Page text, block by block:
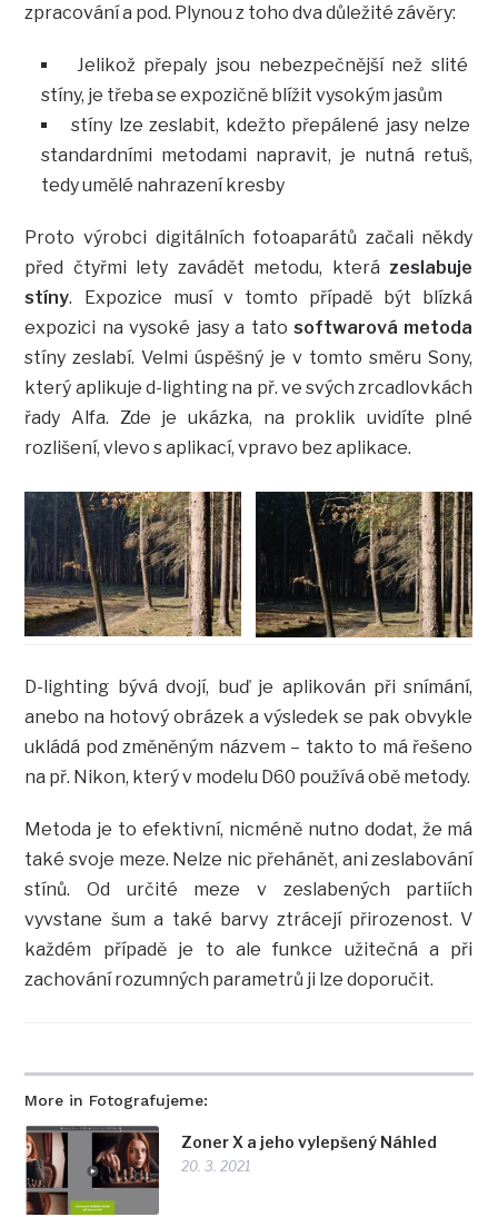
More in Fotografujeme:
Zoner X a jeho vylepšený Náhled
20. 3. 2021
zpracování a pod. Plynou z toho dva důležité závěry:
Jelikož přepaly jsou nebezpečnější než slité
stíny, je třeba se expozičně blížit vysokým jasům
stíny lze zeslabit, kdežto přepálené jasy nelze
standardními metodami napravit, je nutná retuš,
tedy umělé nahrazení kresby
Proto výrobci digitálních fotoaparátů začali někdy
před čtyřmi lety zavádět metodu, která zeslabuje
stíny. Expozice musí v tomto případě být blízká
expozici na vysoké jasy a tato softwarová metoda
stíny zeslabí. Velmi úspěšný je v tomto směru Sony,
který aplikuje d-lighting na př. ve svých zrcadlovkách
řady Alfa. Zde je ukázka, na proklik uvidíte plné
rozlišení, vlevo s aplikací, vpravo bez aplikace.
D-lighting bývá dvojí, buď je aplikován při snímání,
anebo na hotový obrázek a výsledek se pak obvykle
ukládá pod změněným názvem – takto to má řešeno
na př. Nikon, který v modelu D60 používá obě metody.
Metoda je to efektivní, nicméně nutno dodat, že má
také svoje meze. Nelze nic přehánět, ani zeslabování
stínů. Od určité meze v zeslabených partiích
vyvstane šum a také barvy ztrácejí přirozenost. V
každém případě je to ale funkce užitečná a při
zachování rozumných parametrů ji lze doporučit.